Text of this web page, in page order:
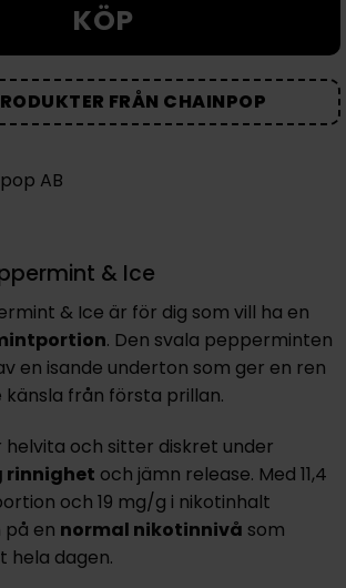
KÖP
FRÅN CHAINPOP
& Ice
& Ice är för dig som vill ha en
. Den svala pepperminten
en isande underton som ger en ren
från första prillan.
och sitter diskret under
rinnighet och jämn release. Med 11,4
och 19 mg/g i nikotinhalt
en normal nikotinnivå som
hela dagen.